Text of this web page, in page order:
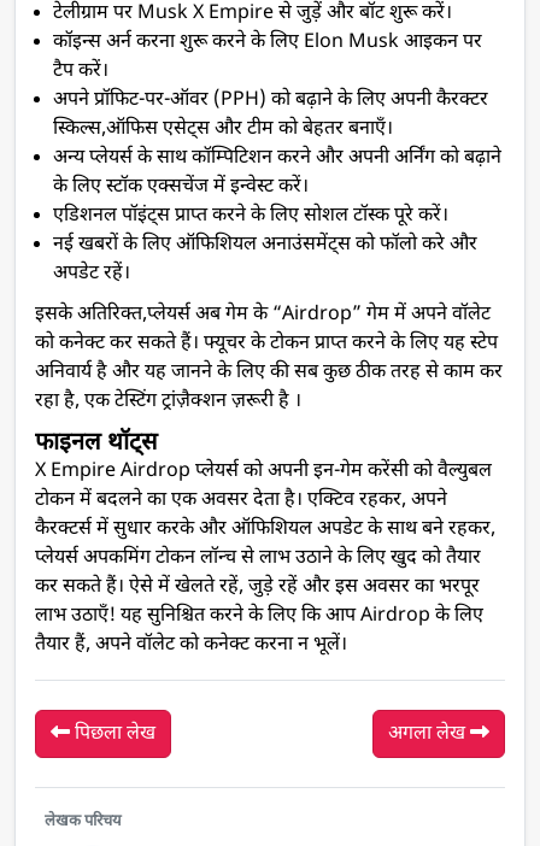
टेलीग्राम पर Musk X Empire से जुड़ें और बॉट शुरू करें।
कॉइन्स अर्न करना शुरू करने के लिए Elon Musk आइकन पर
टैप करें।
अपने प्रॉफिट-पर-ऑवर (PPH) को बढ़ाने के लिए अपनी कैरक्टर
स्किल्स,ऑफिस एसेट्स और टीम को बेहतर बनाएँ।
अन्य प्लेयर्स के साथ कॉम्पिटिशन करने और अपनी अर्निंग को बढ़ाने
के लिए स्टॉक एक्सचेंज में इन्वेस्ट करें।
एडिशनल पॉइंट्स प्राप्त करने के लिए सोशल टॉस्क पूरे करें।
नई खबरों के लिए ऑफिशियल अनाउंसमेंट्स को फॉलो करे और
अपडेट रहें।
इसके अतिरिक्त,प्लेयर्स अब गेम के “Airdrop” गेम में अपने वॉलेट
को कनेक्ट कर सकते हैं। फ्यूचर के टोकन प्राप्त करने के लिए यह स्टेप
अनिवार्य है और यह जानने के लिए की सब कुछ ठीक तरह से काम कर
रहा है, एक टेस्टिंग ट्रांज़ैक्शन ज़रूरी है ।
फाइनल थॉट्स
X Empire Airdrop प्लेयर्स को अपनी इन-गेम करेंसी को वैल्युबल
टोकन में बदलने का एक अवसर देता है। एक्टिव रहकर, अपने
कैरक्टर्स में सुधार करके और ऑफिशियल अपडेट के साथ बने रहकर,
प्लेयर्स अपकमिंग टोकन लॉन्च से लाभ उठाने के लिए खुद को तैयार
कर सकते हैं। ऐसे में खेलते रहें, जुड़े रहें और इस अवसर का भरपूर
लाभ उठाएँ! यह सुनिश्चित करने के लिए कि आप Airdrop के लिए
तैयार हैं, अपने वॉलेट को कनेक्ट करना न भूलें।
पिछला लेख अगला लेख
लेखक परिचय